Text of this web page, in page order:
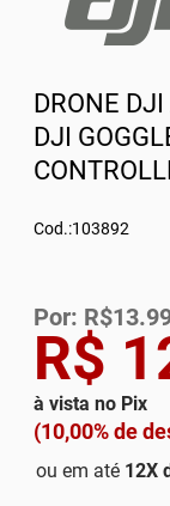
DRONE
DJI
Cod.:103892
R$
à vista no Pix
(10,00% de
Por:
ou em até 12X